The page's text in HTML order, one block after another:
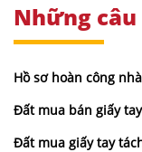
Những
Hồ sơ hoàn công
Đất mua bán giấy
Đất mua giấy tay